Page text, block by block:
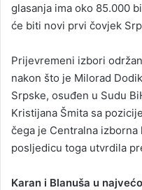
n
e
a
i
l
glasanja ima oko 85.000
će biti novi prvi čovjek
Prijevremeni izbori
nakon što je Milorad
Srpske, osuđen u Sudu
Kristijana Šmita sa
čega je Centralna izborna
posljedicu toga utvrdila
Karan i Blanuša u